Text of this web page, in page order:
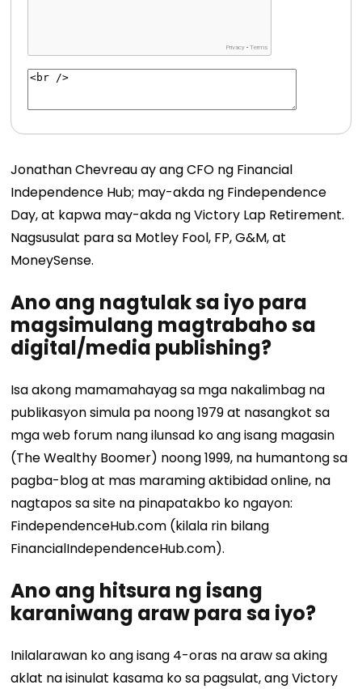
JonathanChevreauay ang CFO ng Financial
Independence Hub; may-akda ng Findependence
Day, at kapwa may-akda ng Victory Lap Retirement.
Nagsusulat para sa Motley Fool, FP, G&M, at
MoneySense.
Ano ang nagtulak sa iyo para
magsimulang magtrabaho sa
digital/media publishing?
Isa akong mamamahayag sa mga nakalimbag na
publikasyon simula pa noong 1979 at nasangkot sa
mga web forum nang ilunsad ko ang isang magasin
(The Wealthy Boomer) noong 1999, na humantong sa
pagba-blog at mas maraming aktibidad online, na
nagtapos sa site na pinapatakbo ko ngayon:
FindependenceHub.com (kilala rin bilang
FinancialIndependenceHub.com).
Ano ang hitsura ng isang
karaniwang araw para sa iyo?
Inilalarawan ko ang isang 4-oras na araw sa aking
aklat na isinulat kasama ko sa pagsulat, ang Victory